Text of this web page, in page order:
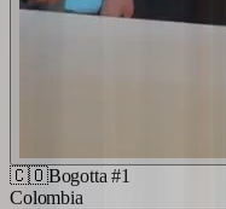
🇨🇴Bogotta #1
Colombia